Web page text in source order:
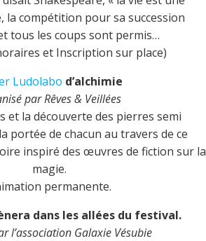
la compétition pour sa succession
tous les coups sont permis…
et Inscription sur place)
Ludolabo d’alchimie
par Rêves & Veillées
et la découverte des pierres semi
portée de chacun au travers de ce
inspiré des œuvres de fiction sur la
magie.
permanente.
dans les allées du festival.
l’association Galaxie Vésubie